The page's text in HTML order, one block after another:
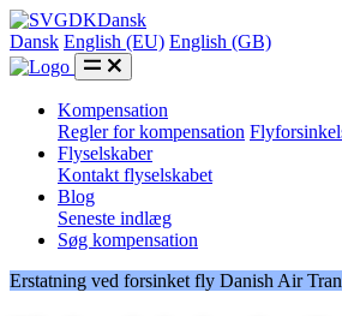
DKDansk
Dansk English (EU) English (GB)
Kompensation
Regler for kompensation
Flyselskaber
Kontakt flyselskabet
Blog
Seneste indlæg
Søg kompensation
Erstatning ved forsinket fly Danish Air